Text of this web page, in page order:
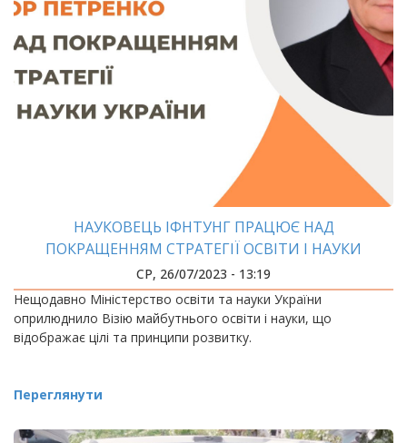
НАУКОВЕЦЬ ІФНТУНГ ПРАЦЮЄ НАД
ПОКРАЩЕННЯМ СТРАТЕГІЇ ОСВІТИ І НАУКИ
УКРАЇНИ
СР, 26/07/2023 - 13:19
Нещодавно Міністерство освіти та науки України
оприлюднило Візію майбутнього освіти і науки, що
відображає цілі та принципи розвитку.
Переглянути